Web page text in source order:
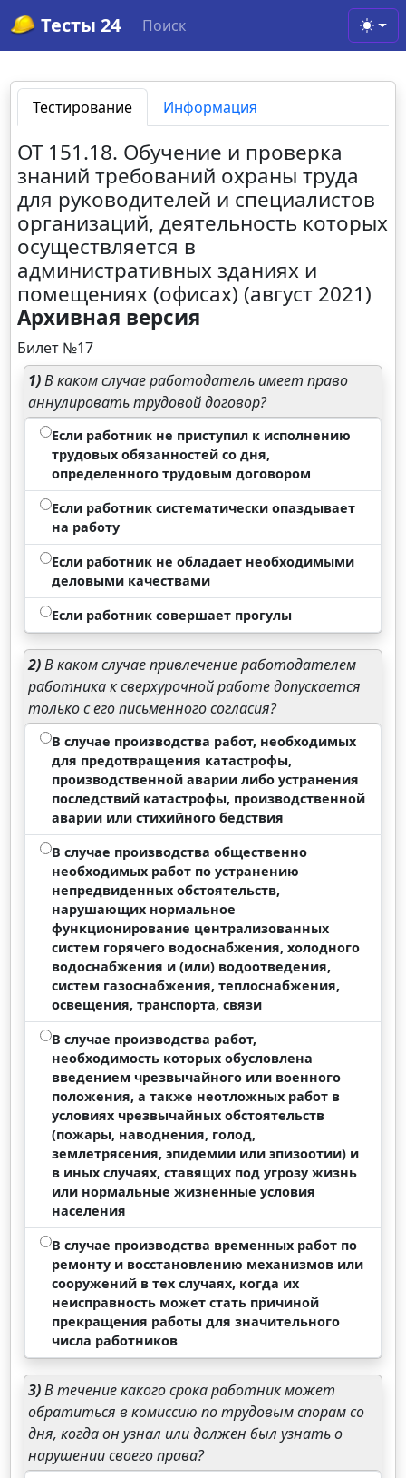
Тесты 24 Поиск
Тестирование Информация
ОТ 151.18. Обучение и проверка
знаний требований охраны труда
для руководителей и специалистов
организаций, деятельность которых
осуществляется в
административных зданиях и
помещениях (офисах) (август 2021)
Архивная версия
Билет №17
1)В каком случае работодатель имеет право
аннулировать трудовой договор?
Если работник не приступил к исполнению
трудовых обязанностей со дня,
определенного трудовым договором
Если работник систематически опаздывает
на работу
Если работник не обладает необходимыми
деловыми качествами
Если работник совершает прогулы
2)В каком случае привлечение работодателем
работника к сверхурочной работе допускается
только с его письменного согласия?
В случае производства работ, необходимых
для предотвращения катастрофы,
производственной аварии либо устранения
последствий катастрофы, производственной
аварии или стихийного бедствия
В случае производства общественно
необходимых работ по устранению
непредвиденных обстоятельств,
нарушающих нормальное
функционирование централизованных
систем горячего водоснабжения, холодного
водоснабжения и (или) водоотведения,
систем газоснабжения, теплоснабжения,
освещения, транспорта, связи
В случае производства работ,
необходимость которых обусловлена
введением чрезвычайного или военного
положения, а также неотложных работ в
условиях чрезвычайных обстоятельств
(пожары, наводнения, голод,
землетрясения, эпидемии или эпизоотии) и
в иных случаях, ставящих под угрозу жизнь
или нормальные жизненные условия
населения
В случае производства временных работ по
ремонту и восстановлению механизмов или
сооружений в тех случаях, когда их
неисправность может стать причиной
прекращения работы для значительного
числа работников
3)В течение какого срока работник может
обратиться в комиссию по трудовым спорам со
дня, когда он узнал или должен был узнать о
нарушении своего права?